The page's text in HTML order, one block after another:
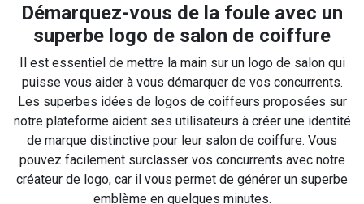
Démarquez-vous de la foule avec un
superbe logo de salon de coiffure
Il est essentiel de mettre la main sur un logo de salon qui
puisse vous aider à vous démarquer de vos concurrents.
Les superbes idées de logos de coiffeurs proposées sur
notre plateforme aident ses utilisateurs à créer une identité
de marque distinctive pour leur salon de coiffure. Vous
pouvez facilement surclasser vos concurrents avec notre
créateur de logo, car il vous permet de générer un superbe
emblème en quelques minutes.